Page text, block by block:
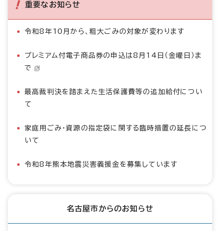
重要なお知らせ
令和8年10月から、粗大ごみの対象が変わります
プレミアム付電子商品券の申込は8月14日（金曜日）ま
で
最高裁判決を踏まえた生活保護費等の追加給付につい
て
家庭用ごみ・資源の指定袋に関する臨時措置の延長につ
いて
令和8年熊本地震災害義援金を募集しています
名古屋市からのお知らせ